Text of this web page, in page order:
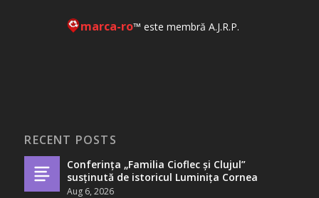
marca-ro™ este membră A.J.R.P.
RECENT POSTS
Conferința „Familia Cioflec și Clujul”
susținută de istoricul Luminița Cornea
Aug 6, 2026